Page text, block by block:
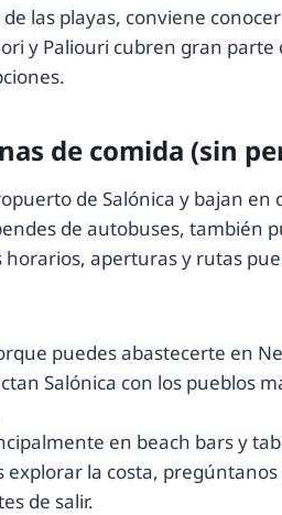
las playas, conviene
y Paliouri cubren gran
de comida (sin
de Salónica y bajan
de autobuses,
horarios, aperturas y rutas
puedes abastecerte en
Salónica con los pueblos
en beach bars y
explorar la costa,
de salir.